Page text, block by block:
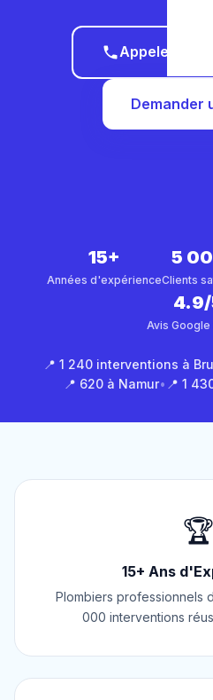
Appeler le
Demander
15+
Années d'expérience
5
Clients
Avis
📍 1 240 interventions à
📍 620 à Namur• 📍 1
🏆
15+ Ans
Plombiers professionnels
000 interventions